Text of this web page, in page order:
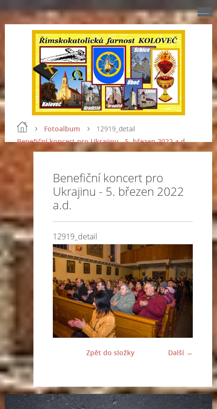
Fotoalbum
Benefiční koncert pro Ukrajinu - 5. březen 2022 a.d.
12919_detail
Benefiční koncert pro
Ukrajinu - 5. březen 2022
a.d.
12919_detail
Další →
Zpět do složky